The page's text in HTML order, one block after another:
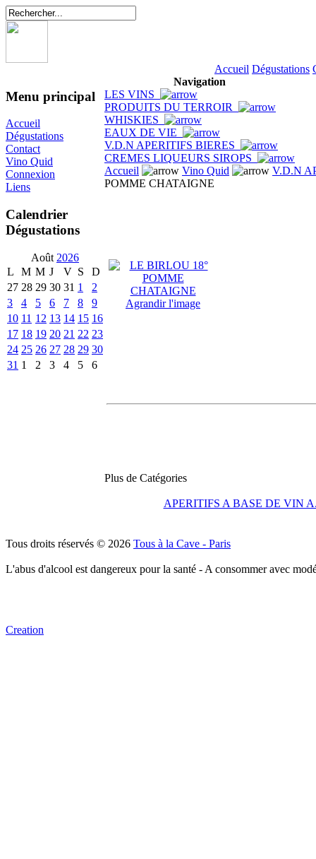
Accueil Dégustations
Menu principal
Accueil
Dégustations
Contact
Vino Quid
Connexion
Liens
Calendrier
Dégustations
Août 2026
L
M M J V S
D
27 28 29 30 31 1
2
3
4 5 6 7 8
9
10 11 12 13 14 15 16
17 18 19 20 21 22 23
24 25 26 27 28 29 30
31 1 2 3 4 5 6
Navigation
LES VINS
PRODUITS DU TERROIR
WHISKIES
EAUX DE VIE
V.D.N APERITIFS BIERES
CREMES LIQUEURS SIROPS
Accueil
Vino Quid
V.D.N
POMME CHATAIGNE
Agrandir l'image
Plus de Catégories
APERITIFS A BASE DE VIN
Tous droits réservés © 2026 Tous à la Cave - Paris
L'abus d'alcool est dangereux pour la santé - A consommer avec
Creation